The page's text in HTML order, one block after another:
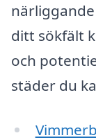
ditt sökfält
och
städer du